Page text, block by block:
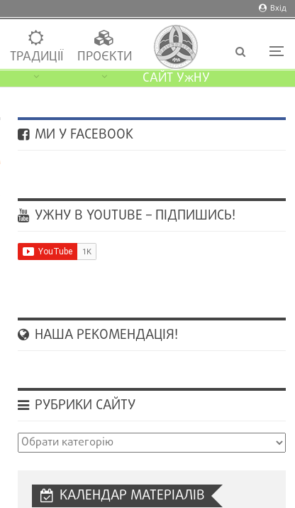
Вхід
ТРАДИЦІЇ
ПРОЄКТИ
САЙТ УжНУ
МИ У FACEBOOK
УЖНУ В YOUTUBE – ПІДПИШИСЬ!
НАША РЕКОМЕНДАЦІЯ!
РУБРИКИ САЙТУ
Рубрики
КАЛЕНДАР МАТЕРІАЛІВ